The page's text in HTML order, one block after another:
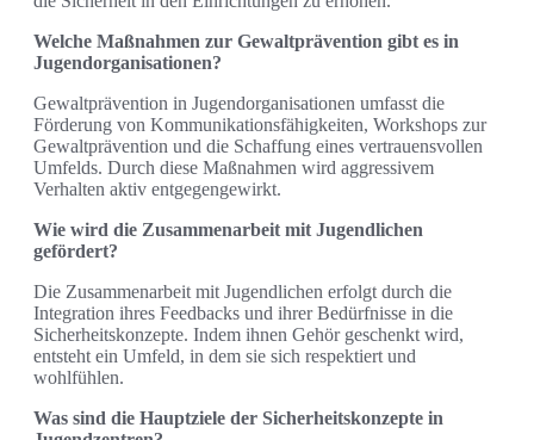
Welche Maßnahmen zur Gewaltprävention gibt es in
Jugendorganisationen?
Gewaltprävention in Jugendorganisationen umfasst die
Förderung von Kommunikationsfähigkeiten, Workshops zur
Gewaltprävention und die Schaffung eines vertrauensvollen
Umfelds. Durch diese Maßnahmen wird aggressivem
Verhalten aktiv entgegengewirkt.
Wie wird die Zusammenarbeit mit Jugendlichen
gefördert?
Die Zusammenarbeit mit Jugendlichen erfolgt durch die
Integration ihres Feedbacks und ihrer Bedürfnisse in die
Sicherheitskonzepte. Indem ihnen Gehör geschenkt wird,
entsteht ein Umfeld, in dem sie sich respektiert und
wohlfühlen.
Was sind die Hauptziele der Sicherheitskonzepte in